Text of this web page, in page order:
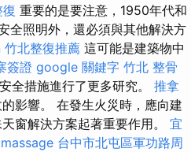
重要的是要注意，1950年代和
全照明外，還必須與其他解決方
竹北整復推薦 這可能是建築物中
簽證 google 關鍵字 竹北 整骨
全措施進行了更多研究。 推拿
影響。 在發生火災時，應向建
窗解決方案起著重要作用。 宜
massage 台中市北屯區軍功路周